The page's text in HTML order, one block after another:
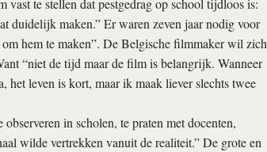
duidelijk maken.” Er waren zeven jaar nodig voor
hem te maken”. De Belgische filmmaker wil zich
“niet de tijd maar de film is belangrijk. Wanneer
het leven is kort, maar ik maak liever slechts twee
in scholen, te praten met docenten,
wilde vertrekken vanuit de realiteit.” De grote en